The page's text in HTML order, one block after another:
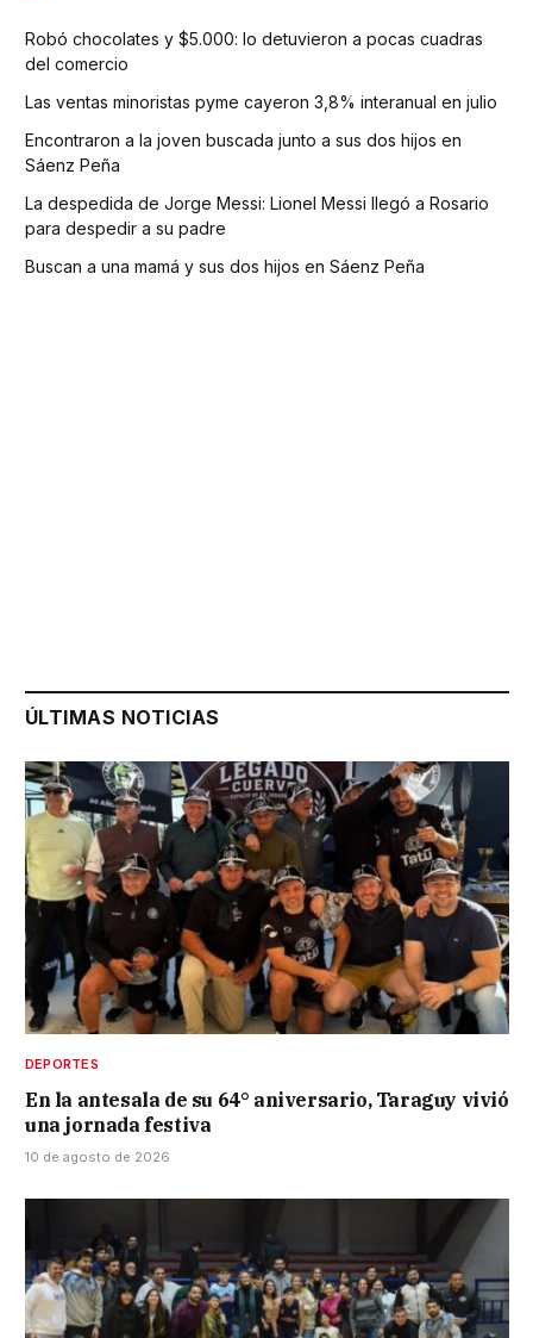
Robó chocolates y $5.000: lo detuvieron a pocas cuadras
del comercio
Las ventas minoristas pyme cayeron 3,8% interanual en julio
Encontraron a la joven buscada junto a sus dos hijos en
Sáenz Peña
La despedida de Jorge Messi: Lionel Messi llegó a Rosario
para despedir a su padre
Buscan a una mamá y sus dos hijos en Sáenz Peña
ÚLTIMAS NOTICIAS
DEPORTES
En la antesala de su 64° aniversario, Taraguy vivió
una jornada festiva
10 de agosto de 2026